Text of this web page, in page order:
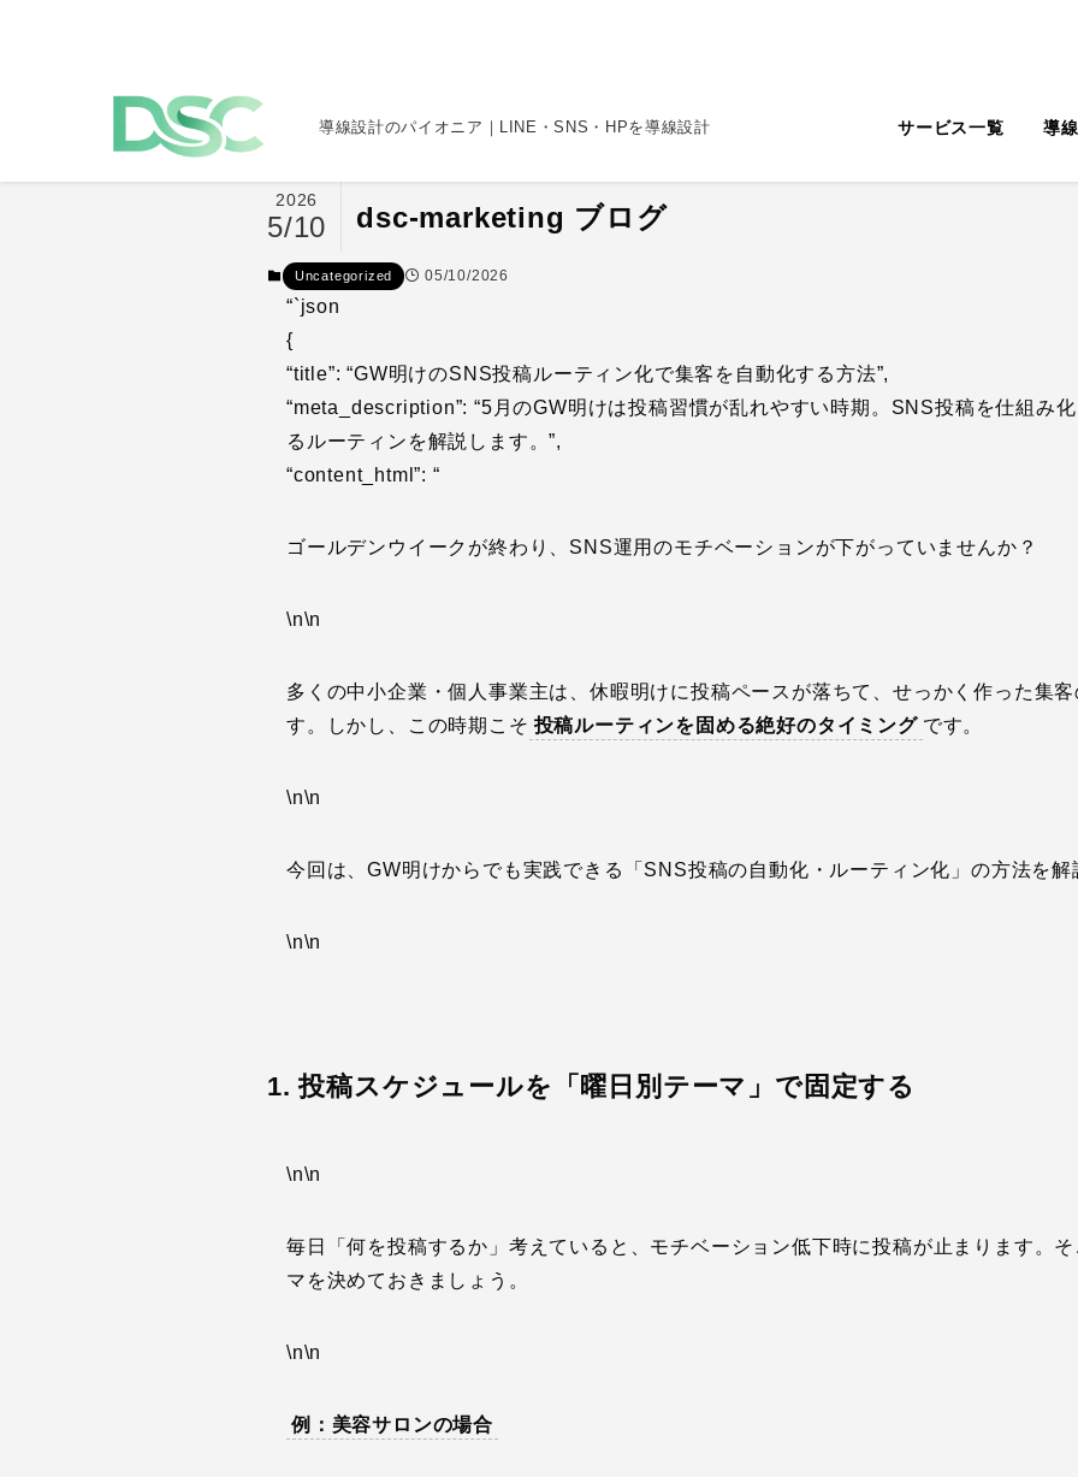
導線設計のパイオニア｜LINE・SNS・HPを導線設計 サービス一覧 導
dsc-marketing ブログ
2026
5/10
Uncategorized 05/10/2026
“`json
{
“title”: “GW明けのSNS投稿ルーティン化で集客を自動化する方法”,
“meta_description”: “5月のGW明けは投稿習慣が乱れやすい時期。SNS投稿を仕組み
るルーティンを解説します。”,
“content_html”: “
ゴールデンウイークが終わり、SNS運用のモチベーションが下がっていませんか？
\n\n
多くの中小企業・個人事業主は、休暇明けに投稿ペースが落ちて、せっかく作った集
す。しかし、この時期こそ 投稿ルーティンを固める絶好のタイミング です。
\n\n
今回は、GW明けからでも実践できる「SNS投稿の自動化・ルーティン化」の方法を解
\n\n
1. 投稿スケジュールを「曜日別テーマ」で固定する
\n\n
毎日「何を投稿するか」考えていると、モチベーション低下時に投稿が止まります。
マを決めておきましょう。
\n\n
例：美容サロンの場合